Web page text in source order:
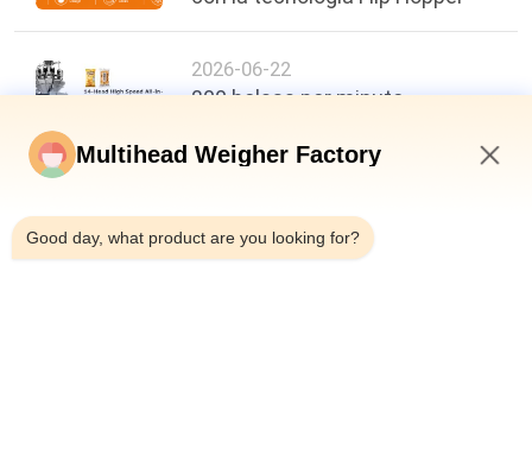
2026-06-22
200 bolsas por minuto,
punto de referencia en la
arriba
Multihead Weigher Factory
Good day, what product are you looking for?